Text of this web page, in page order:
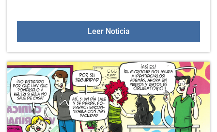
Leer NoticiaPrograma de apoyo al